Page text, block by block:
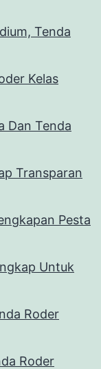
Tenda
Kelas
Dan Tenda
Transparan
Pesta
Untuk
Roder
Roder